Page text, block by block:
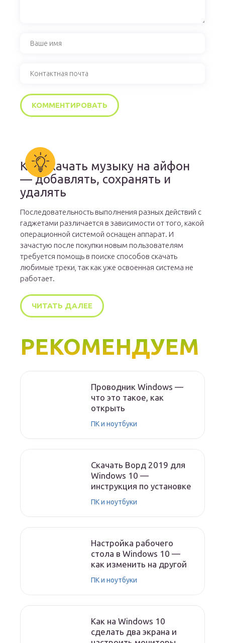
Как скачать музыку на айфон
— добавлять, сохранять и
удалять
Последовательность выполнения разных действий с
гаджетами различается в зависимости от того, какой
операционной системой оснащен аппарат. И
зачастую после покупки новым пользователям
требуется помощь в поиске способов скачать
любимые треки, так как уже освоенная система не
работает.
ЧИТАТЬ ДАЛЕЕ
РЕКОМЕНДУЕМ
Проводник Windows —
что это такое, как
открыть
ПК и ноутбуки
Скачать Ворд 2019 для
Windows 10 —
инструкция по установке
ПК и ноутбуки
Настройка рабочего
стола в Windows 10 —
как изменить на другой
ПК и ноутбуки
Как на Windows 10
сделать два экрана и